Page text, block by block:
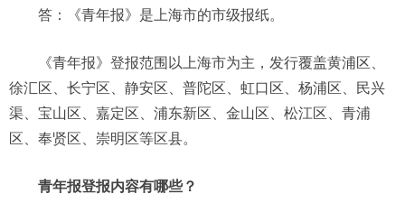
答：《青年报》是上海市的市级报纸。
《青年报》登报范围以上海市为主，发行覆盖黄浦区、
徐汇区、长宁区、静安区、普陀区、虹口区、杨浦区、民兴
渠、宝山区、嘉定区、浦东新区、金山区、松江区、青浦
区、奉贤区、崇明区等区县。
青年报登报内容有哪些？